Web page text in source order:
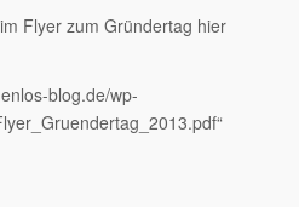
Flyer zum Gründertag hier
blog.de/wp-